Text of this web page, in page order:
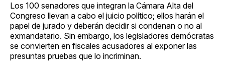
Los 100 senadores que integran la Cámara Alta del
Congreso llevan a cabo el juicio político; ellos harán el
papel de jurado y deberán decidir si condenan o no al
exmandatario. Sin embargo, los legisladores demócratas
se convierten en fiscales acusadores al exponer las
presuntas pruebas que lo incriminan.